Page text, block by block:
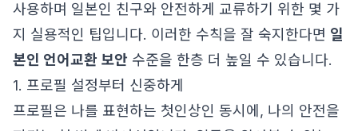
사용하며 일본인 친구와 안전하게 교류하기 위한 몇 가
지 실용적인 팁입니다. 이러한 수칙을 잘 숙지한다면 일
본인 언어교환 보안 수준을 한층 더 높일 수 있습니다.
1. 프로필 설정부터 신중하게
프로필은 나를 표현하는 첫인상인 동시에, 나의 안전을